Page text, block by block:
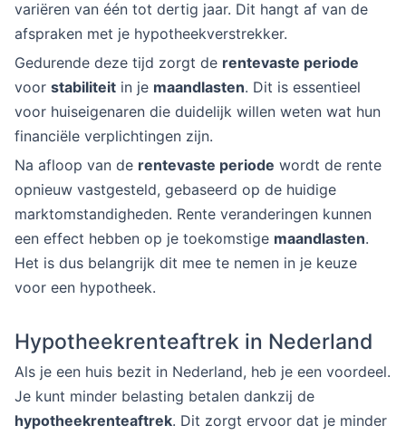
variëren van één tot dertig jaar. Dit hangt af van de
afspraken met je hypotheekverstrekker.
Gedurende deze tijd zorgt de rentevaste periode
voor stabiliteit in je maandlasten. Dit is essentieel
voor huiseigenaren die duidelijk willen weten wat hun
financiële verplichtingen zijn.
Na afloop van de rentevaste periode wordt de rente
opnieuw vastgesteld, gebaseerd op de huidige
marktomstandigheden. Rente veranderingen kunnen
een effect hebben op je toekomstige maandlasten.
Het is dus belangrijk dit mee te nemen in je keuze
voor een hypotheek.
Hypotheekrenteaftrek in Nederland
Als je een huis bezit in Nederland, heb je een voordeel.
Je kunt minder belasting betalen dankzij de
hypotheekrenteaftrek. Dit zorgt ervoor dat je minder